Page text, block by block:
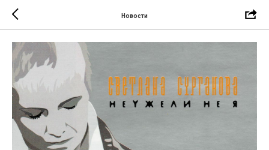
Новости